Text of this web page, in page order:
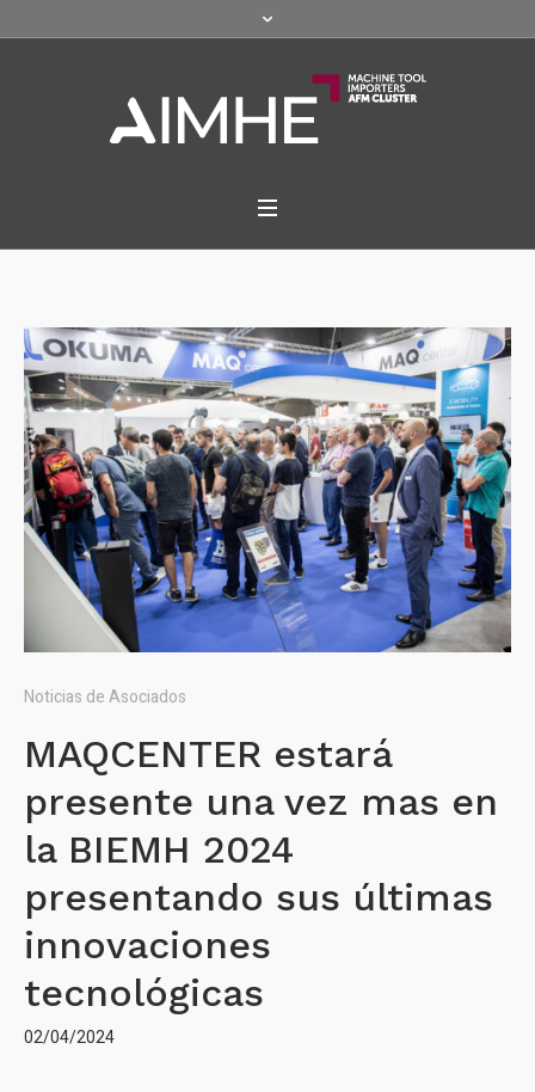
Noticias de Asociados
MAQCENTER estará
presente una vez mas en
la BIEMH 2024
presentando sus últimas
innovaciones
tecnológicas
02/04/2024